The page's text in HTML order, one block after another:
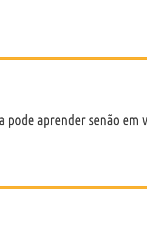
pode aprender senão